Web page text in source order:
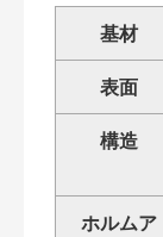
基材
表面
構造
ホルムア